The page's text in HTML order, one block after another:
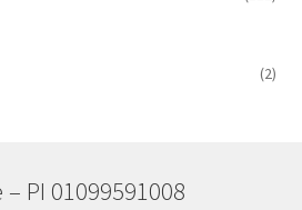
(2)
PI 01099591008